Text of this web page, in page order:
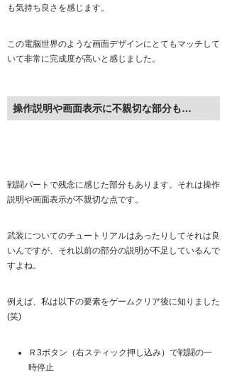
も気持ち良さを感じます。
この電脳世界のような画面デザインにとてもマッチして
いて非常に完成度が高いと感じました。
操作説明や画面表示に不親切な部分も…
戦闘パートで残念に感じた部分もあります。それは操作
説明や画面表示が不親切な点です。
武装についてのチュートリアルはあったりしてそれは良
いんですが、それ以前の部分の説明が不足しているんで
すよね。
例えば、私は以下の要素をゲームクリア後に知りました
(笑)
Ｒ3ボタン（右スティック押し込み）で戦闘の一
時停止